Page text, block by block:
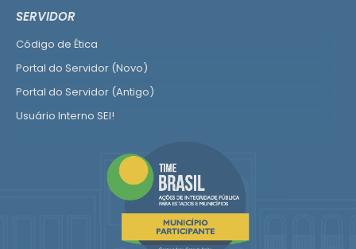
SERVIDOR
Código de Ética
Portal do Servidor (Novo)
Portal do Servidor (Antigo)
Usuário Interno SEI!
Portal do Segurado
Manual de Gestão Patrimonial